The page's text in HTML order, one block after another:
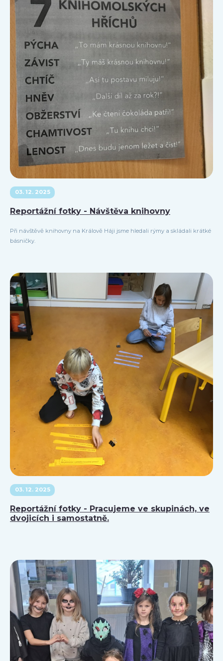
03. 12. 2025
Reportážní fotky - Návštěva knihovny
Při návštěvě knihovny na Králově Háji jsme hledali rýmy a skládali krátké
básničky.
03. 12. 2025
Reportážní fotky - Pracujeme ve skupinách, ve
dvojicích i samostatně.